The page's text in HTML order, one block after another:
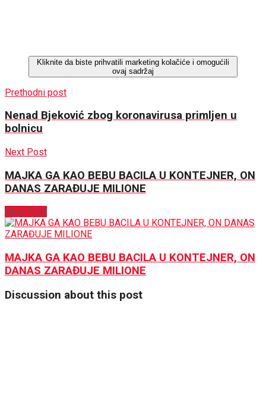
Kliknite da biste prihvatili marketing kolačiće i omogućili
ovaj sadržaj
Prethodni post
Nenad Bjeković zbog koronavirusa primljen u
bolnicu
Next Post
MAJKA GA KAO BEBU BACILA U KONTEJNER, ON
DANAS ZARAĐUJE MILIONE
Next Post
MAJKA GA KAO BEBU BACILA U KONTEJNER, ON
DANAS ZARAĐUJE MILIONE
Discussion about this post